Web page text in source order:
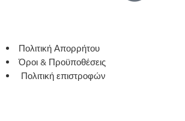
Πολιτική Απορρήτου
Όροι & Προϋποθέσεις
Πολιτική επιστροφών